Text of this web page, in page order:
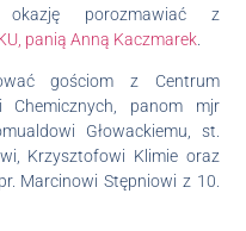
okazję porozmawiać z
panią Anną Kaczmarek
gościom z Centrum
Chemicznych, panom mjr
Głowackiemu, st.
Krzysztofowi Klimie oraz
Marcinowi Stępniowi z 10.